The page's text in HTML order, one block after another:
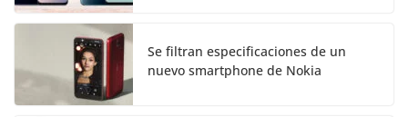
Se filtran especificaciones de un
nuevo smartphone de Nokia